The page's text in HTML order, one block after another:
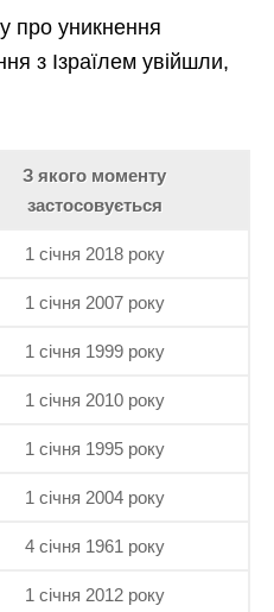
про уникнення
з Ізраїлем увійшли,
З якого моменту
застосовується
1 січня 2018 року
1 січня 2007 року
1 січня 1999 року
1 січня 2010 року
1 січня 1995 року
1 січня 2004 року
4 січня 1961 року
1 січня 2012 року